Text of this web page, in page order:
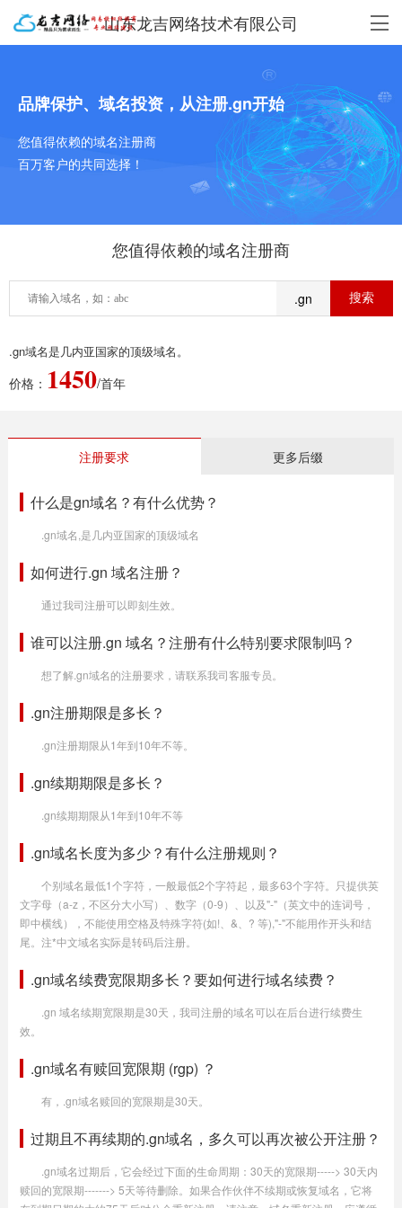
山东龙吉网络技术有限公司
品牌保护、域名投资，从注册.gn开始
您值得依赖的域名注册商
百万客户的共同选择！
您值得依赖的域名注册商
.gn
.gn域名是几内亚国家的顶级域名。
价格： 1450/首年
注册要求 更多后缀
什么是gn域名？有什么优势？
.gn域名,是几内亚国家的顶级域名
如何进行.gn 域名注册？
通过我司注册可以即刻生效。
谁可以注册.gn 域名？注册有什么特别要求限制吗？
想了解.gn域名的注册要求，请联系我司客服专员。
.gn注册期限是多长？
.gn注册期限从1年到10年不等。
.gn续期期限是多长？
.gn续期期限从1年到10年不等
.gn域名长度为多少？有什么注册规则？
个别域名最低1个字符，一般最低2个字符起，最多63个字符。只提供英
文字母（a-z，不区分大小写）、数字（0-9）、以及"-"（英文中的连词号，
即中横线），不能使用空格及特殊字符(如!、&、? 等),"-"不能用作开头和结
尾。注*中文域名实际是转码后注册。
.gn域名续费宽限期多长？要如何进行域名续费？
.gn 域名续期宽限期是30天，我司注册的域名可以在后台进行续费生
效。
.gn域名有赎回宽限期 (rgp) ？
有，.gn域名赎回的宽限期是30天。
过期且不再续期的.gn域名，多久可以再次被公开注册？
.gn域名过期后，它会经过下面的生命周期：30天的宽限期-----> 30天内
赎回的宽限期-------> 5天等待删除。如果合作伙伴不续期或恢复域名，它将